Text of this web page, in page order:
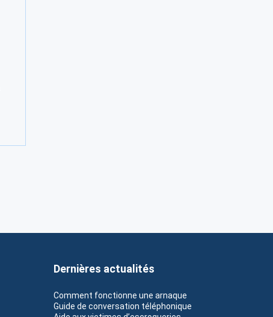
Dernières actualités
Comment fonctionne une arnaque
Guide de conversation téléphonique